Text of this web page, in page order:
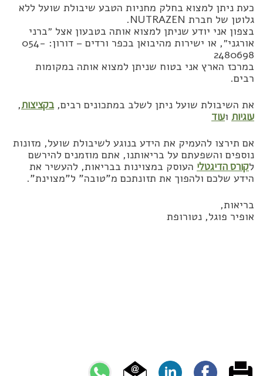
כעת ניתן למצוא בחלק מחניות הטבע שיבולת שועל ללא
גלוטן של חברת NUTRAZEN.
בצפון אני יודע שניתן למצוא אותה בטבעון אצל ״ברני
אורגני״, או ישירות מהיבואן בכפר ורדים – דורון: 054-
2480698
במרכז הארץ אני בטוח שניתן למצוא אותה במקומות
רבים.
את השיבולת שועל ניתן לשלב במתכונים רבים,בקציצות,
עוגיות ועוד
אם תירצו להעמיק את הידע בנוגע לשיבולת שועל, מזונות
נוספים והשפעתם על בריאותנו, אתם מוזמנים להירשם
לקורס הדיגטלי העוסק במצוינות בבריאות, להעשיר את
הידע שלכם ולהפוך את תזונתכם מ”טובה” ל”מצוינת”.
בריאות,
אופיר פוגל, נטורופת